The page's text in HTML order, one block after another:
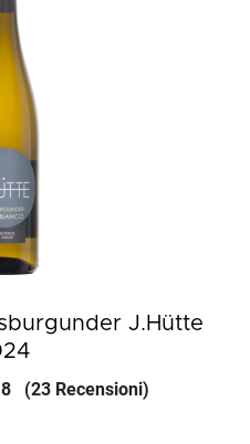
J.Hütte
(23 Recensioni)